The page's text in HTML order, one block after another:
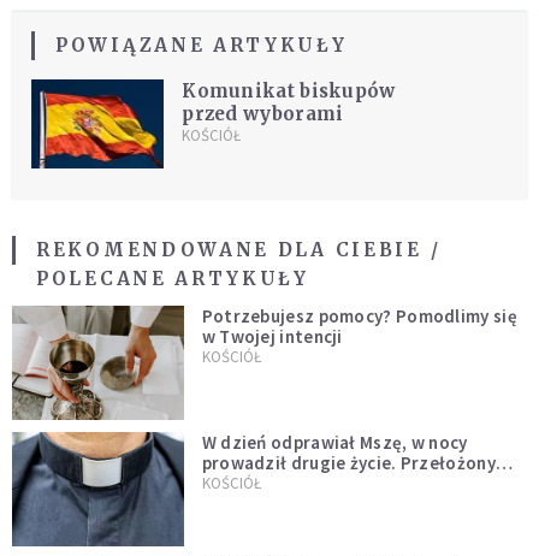
POWIĄZANE ARTYKUŁY
Komunikat biskupów
przed wyborami
KOŚCIÓŁ
REKOMENDOWANE DLA CIEBIE /
POLECANE ARTYKUŁY
Potrzebujesz pomocy? Pomodlimy się
w Twojej intencji
KOŚCIÓŁ
W dzień odprawiał Mszę, w nocy
prowadził drugie życie. Przełożony
kazał mu opuścić zakon
KOŚCIÓŁ